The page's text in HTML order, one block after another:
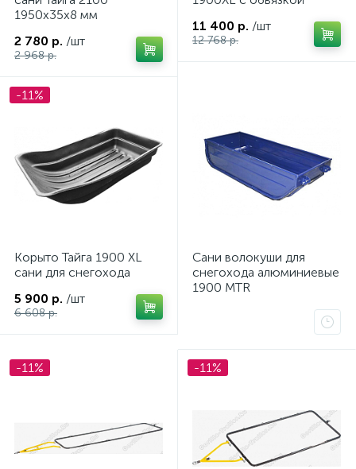
1950х35х8 мм
2 780 р. /шт
2 968 р.
11 400 р. /шт
12 768 р.
-11%
Корыто Тайга 1900 XL
сани для снегохода
5 900 р. /шт
6 608 р.
Сани волокуши для
снегохода алюминиевые
1900 MTR
-11% -11%